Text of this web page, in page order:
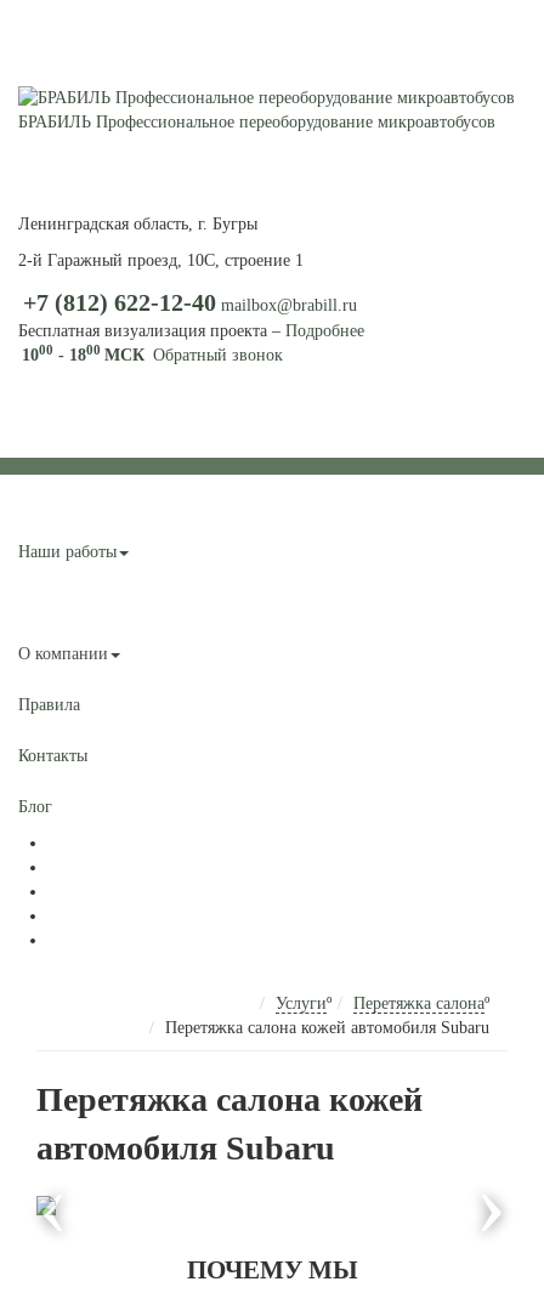
БРАБИЛЬ Профессиональное переоборудование микроавтобусов
Ленинградская область, г. Бугры
2-й Гаражный проезд, 10С, строение 1
+7 (812) 622-12-40 mailbox@brabill.ru
Бесплатная визуализация проекта – Подробнее
1000 - 1800 МСК Обратный звонок
Наши работы
О компании
Правила
Контакты
Блог
Услугиº Перетяжка салонаº
Перетяжка салона кожей автомобиля Subaru
Перетяжка салона кожей
автомобиля Subaru
‹ ›
ПОЧЕМУ МЫ